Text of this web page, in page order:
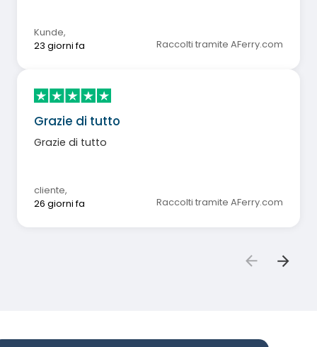
Kunde,
23 giorni fa
Raccolti tramite AFerry.com
Grazie di tutto
Grazie di tutto
cliente,
26 giorni fa
Raccolti tramite AFerry.com